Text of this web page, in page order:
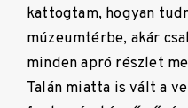
kattogtam, hogyan
múzeumtérbe, akár
minden apró részlet
Talán miatta is vált a